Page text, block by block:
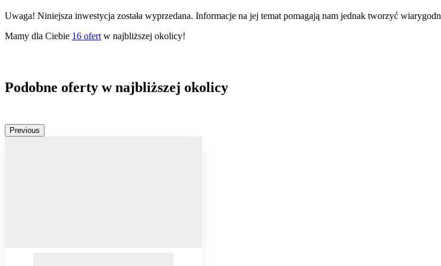
Uwaga! Niniejsza inwestycja została wyprzedana. Informacje na jej temat pomagają nam jednak tworzyć
Mamy dla Ciebie 16 ofert w najbliższej okolicy!
Podobne oferty w najbliższej okolicy
Previous